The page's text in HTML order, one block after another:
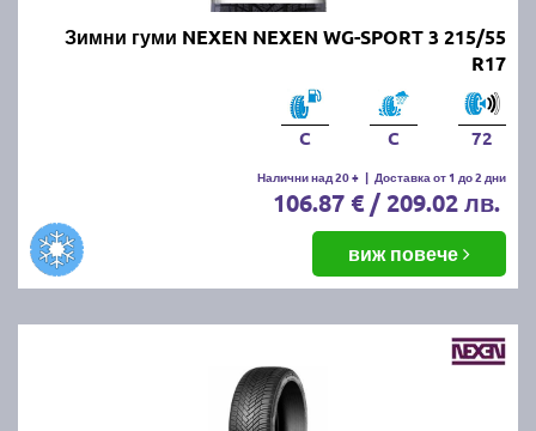
Зимни гуми NEXEN NEXEN WG-SPORT 3 215/55
R17
C C 72
Налични над 20 + | Доставка от 1 до 2 дни
106.87 € / 209.02 лв.
виж повече